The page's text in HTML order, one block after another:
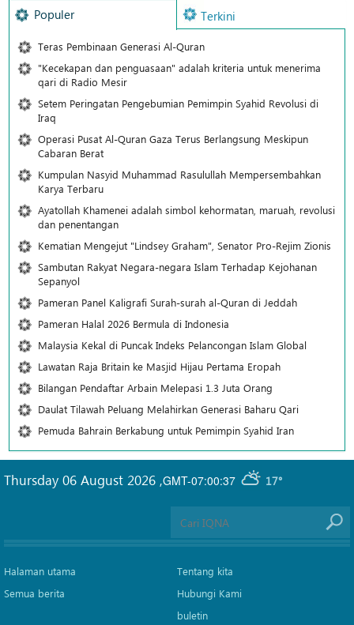
Populer Terkini
Teras Pembinaan Generasi Al-Quran
"Kecekapan dan penguasaan" adalah kriteria untuk menerima
qari di Radio Mesir
Setem Peringatan Pengebumian Pemimpin Syahid Revolusi di
Iraq
Operasi Pusat Al-Quran Gaza Terus Berlangsung Meskipun
Cabaran Berat
Kumpulan Nasyid Muhammad Rasulullah Mempersembahkan
Karya Terbaru
Ayatollah Khamenei adalah simbol kehormatan, maruah, revolusi
dan penentangan
Kematian Mengejut "Lindsey Graham", Senator Pro-Rejim Zionis
Sambutan Rakyat Negara-negara Islam Terhadap Kejohanan
Sepanyol
Pameran Panel Kaligrafi Surah-surah al-Quran di Jeddah
Pameran Halal 2026 Bermula di Indonesia
Malaysia Kekal di Puncak Indeks Pelancongan Islam Global
Lawatan Raja Britain ke Masjid Hijau Pertama Eropah
Bilangan Pendaftar Arbain Melepasi 1.3 Juta Orang
Daulat Tilawah Peluang Melahirkan Generasi Baharu Qari
Pemuda Bahrain Berkabung untuk Pemimpin Syahid Iran
GMT-07:00:37 17°
Thursday 06 August 2026 ,
Halaman utama
Semua berita
Tentang kita
Hubungi Kami
buletin